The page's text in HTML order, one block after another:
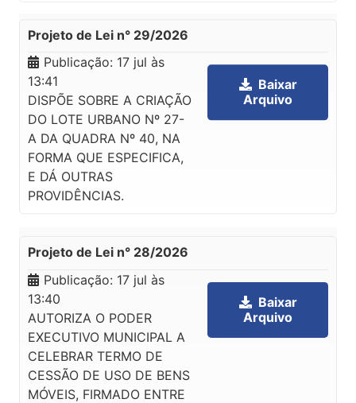
Projeto de Lei n° 29/2026
Publicação: 17 jul às
13:41
DISPÕE SOBRE A CRIAÇÃO
DO LOTE URBANO Nº 27-
A DA QUADRA Nº 40, NA
FORMA QUE ESPECIFICA,
E DÁ OUTRAS
PROVIDÊNCIAS.
Baixar
Arquivo
Projeto de Lei n° 28/2026
Publicação: 17 jul às
13:40
AUTORIZA O PODER
EXECUTIVO MUNICIPAL A
CELEBRAR TERMO DE
CESSÃO DE USO DE BENS
MÓVEIS, FIRMADO ENTRE
Baixar
Arquivo